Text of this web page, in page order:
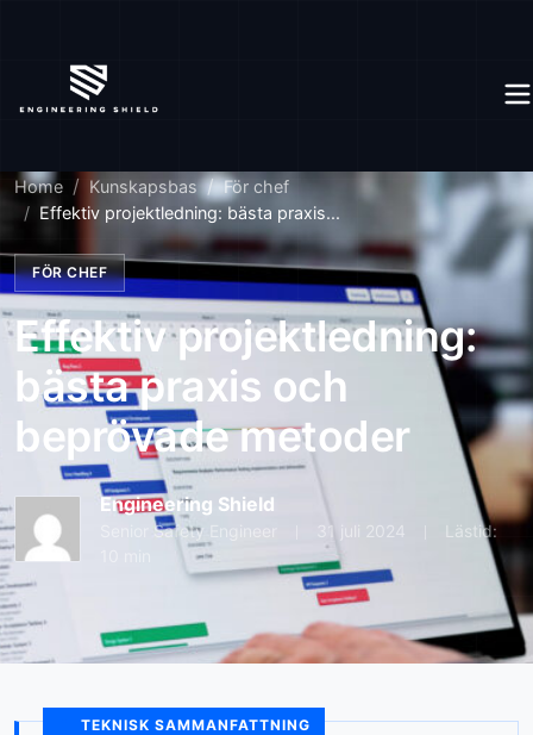
Home Kunskapsbas
För chef
Effektiv projektledning: bästa praxis...
FÖR CHEF
Effektiv projektledning:
bästa praxis och
beprövade metoder
Engineering Shield
Senior Safety Engineer 31 juli 2024
Lästid:
TEKNISK SAMMANFATTNING